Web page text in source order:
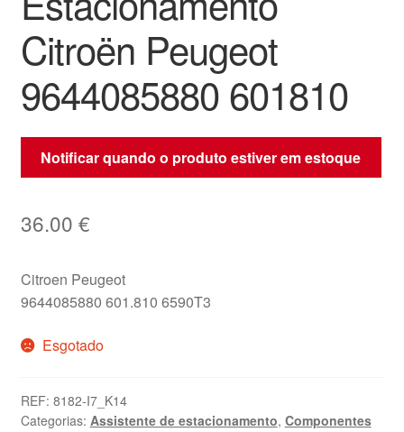
Citroën Peugeot
9644085880 601810
Notificar quando o produto estiver em estoque
36.00 €
Citroen Peugeot
9644085880 601.810 6590T3
Esgotado
REF: 8182-I7_K14
Categorias: Assistente de estacionamento, Componentes